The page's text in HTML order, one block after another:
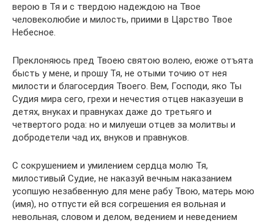
верою в Тя и с твердою надеждою на Твое
человеколюбие и милость, приими в Царство Твое
Небесное.
Преклоняюсь пред Твоею святою волею, еюже отъята
бысть у мене, и прошу Тя, не отыми точию от нея
милости и благосердия Твоего. Вем, Господи, яко Ты
Судия мира сего, грехи и нечестия отцев наказуеши в
детях, внуках и правнуках даже до третьяго и
четвертого рода: но и милуеши отцев за молитвы и
добродетели чад их, внуков и правнуков.
С сокрушением и умилением сердца молю Тя,
милостивый Судие, не наказуй вечным наказанием
усопшую незабвенную для мене рабу Твою, матерь мою
(имя), но отпусти ей вся согрешения ея вольная и
невольная, словом и делом, ведением и неведением